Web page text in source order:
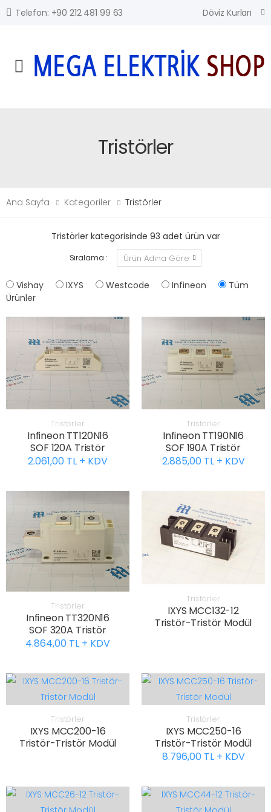
Telefon: +90 212 481 99 63 Döviz Kurları
Mobil Menü
Tristörler
Ana Sayfa Kategoriler Tristörler
Tristörler kategorisinde 93 adet ürün var
Sıralama :
Vishay IXYS Westcode Infineon
Tüm
Ürünler
Tristörler
Infineon TT120N16
SOF 120A Tristör
2.061,00 TL + KDV
Tristörler
Infineon TT190N16
SOF 190A Tristör
2.885,00 TL + KDV
Tristörler
Infineon TT320N16
SOF 320A Tristör
4.864,00 TL + KDV
Tristörler
IXYS MCC132-12
Tristör-Tristör Modül
Tristörler
IXYS MCC200-16
Tristör-Tristör Modül
Tristörler
IXYS MCC250-16
Tristör-Tristör Modül
8.796,00 TL + KDV